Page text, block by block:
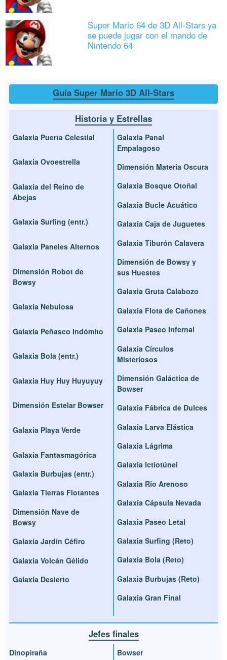
Super Mario 64 de 3D All-Stars ya
se puede jugar con el mando de
Nintendo 64
Guía Super Mario 3D All-Stars
Historia y Estrellas
Galaxia Puerta Celestial
Galaxia Ovoestrella
Galaxia del Reino de
Abejas
Galaxia Surfing (entr.)
Galaxia Paneles Alternos
Dimensión Robot de
Bowsy
Galaxia Nebulosa
Galaxia Peñasco Indómito
Galaxia Bola (entr.)
Galaxia Huy Huy Huyuyuy
Dimensión Estelar Bowser
Galaxia Playa Verde
Galaxia Fantasmagórica
Galaxia Burbujas (entr.)
Galaxia Tierras Flotantes
Dimensión Nave de
Bowsy
Galaxia Jardín Céfiro
Galaxia Volcán Gélido
Galaxia Desierto
Galaxia Panal
Empalagoso
Dimensión Materia Oscura
Galaxia Bosque Otoñal
Galaxia Bucle Acuático
Galaxia Caja de Juguetes
Galaxia Tiburón Calavera
Dimensión de Bowsy y
sus Huestes
Galaxia Gruta Calabozo
Galaxia Flota de Cañones
Galaxia Paseo Infernal
Galaxia Círculos
Misteriosos
Dimensión Galáctica de
Bowser
Galaxia Fábrica de Dulces
Galaxia Larva Elástica
Galaxia Lágrima
Galaxia Ictiotúnel
Galaxia Río Arenoso
Galaxia Cápsula Nevada
Galaxia Paseo Letal
Galaxia Surfing (Reto)
Galaxia Bola (Reto)
Galaxia Burbujas (Reto)
Galaxia Gran Final
Jefes finales
Dinopiraña
Bowser